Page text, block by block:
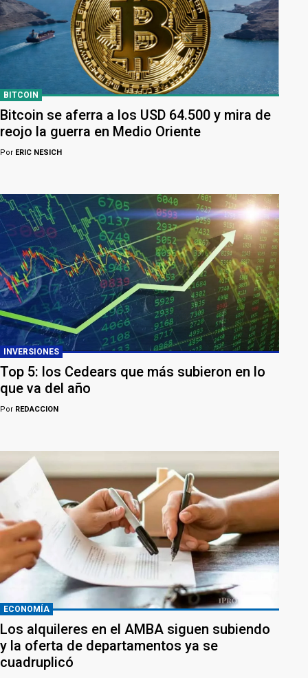
BITCOIN
Bitcoin se aferra a los USD 64.500 y mira de
reojo la guerra en Medio Oriente
Por ERIC NESICH
INVERSIONES
Top 5: los Cedears que más subieron en lo
que va del año
Por REDACCION
ECONOMÍA
Los alquileres en el AMBA siguen subiendo
y la oferta de departamentos ya se
cuadruplicó